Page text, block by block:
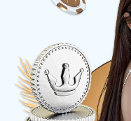
当前位置：首页 >有美味 >